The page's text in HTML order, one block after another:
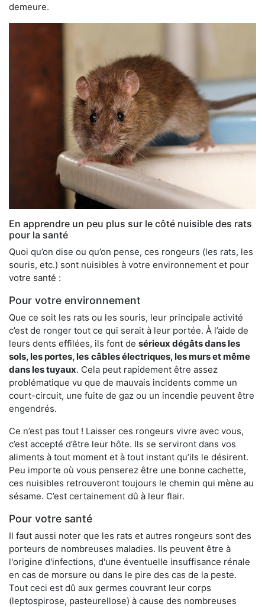
demeure.
En apprendre un peu plus sur le côté nuisible des rats
pour la santé
Quoi qu’on dise ou qu’on pense, ces rongeurs (les rats, les
souris, etc.) sont nuisibles à votre environnement et pour
votre santé :
Pour votre environnement
Que ce soit les rats ou les souris, leur principale activité
c’est de ronger tout ce qui serait à leur portée. À l’aide de
leurs dents effilées, ils font de sérieux dégâts dans les
sols, les portes, les câbles électriques, les murs et même
dans les tuyaux. Cela peut rapidement être assez
problématique vu que de mauvais incidents comme un
court-circuit, une fuite de gaz ou un incendie peuvent être
engendrés.
Ce n’est pas tout ! Laisser ces rongeurs vivre avec vous,
c’est accepté d’être leur hôte. Ils se serviront dans vos
aliments à tout moment et à tout instant qu’ils le désirent.
Peu importe où vous penserez être une bonne cachette,
ces nuisibles retrouveront toujours le chemin qui mène au
sésame. C’est certainement dû à leur flair.
Pour votre santé
Il faut aussi noter que les rats et autres rongeurs sont des
porteurs de nombreuses maladies. Ils peuvent être à
l'origine d'infections, d'une éventuelle insuffisance rénale
en cas de morsure ou dans le pire des cas de la peste.
Tout ceci est dû aux germes couvrant leur corps
(leptospirose, pasteurellose) à cause des nombreuses